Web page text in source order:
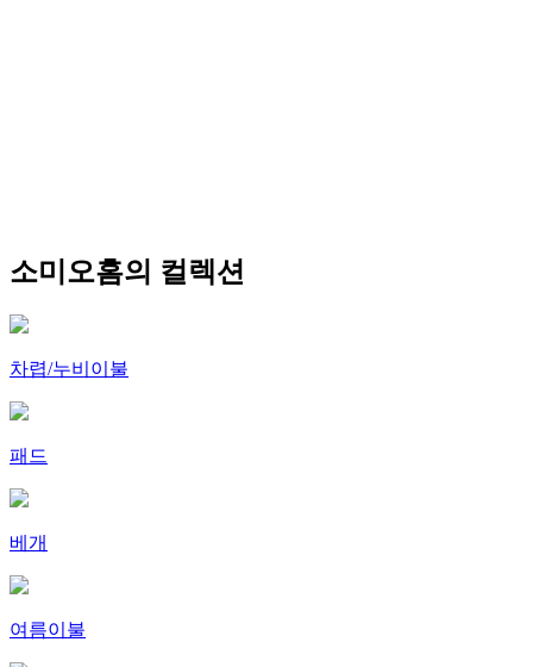
소미오홈의 컬렉션
차렵/누비이불
패드
베개
여름이불